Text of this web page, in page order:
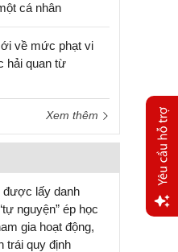
cá nhân
về mức phạt vi
hải quan từ
Xem thêm
được lấy danh
nguyện” ép học
gia hoạt động,
trái quy định